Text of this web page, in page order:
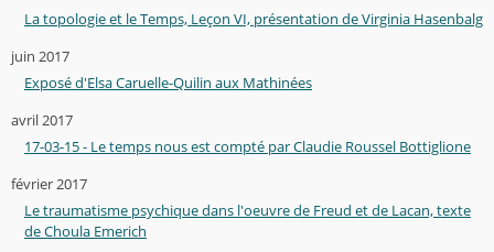
La topologie et le Temps, Leçon VI, présentation de Virginia Hasenbalg
juin 2017
Exposé d'Elsa Caruelle-Quilin aux Mathinées
avril 2017
17-03-15 - Le temps nous est compté par Claudie Roussel Bottiglione
février 2017
Le traumatisme psychique dans l'oeuvre de Freud et de Lacan, texte
de Choula Emerich